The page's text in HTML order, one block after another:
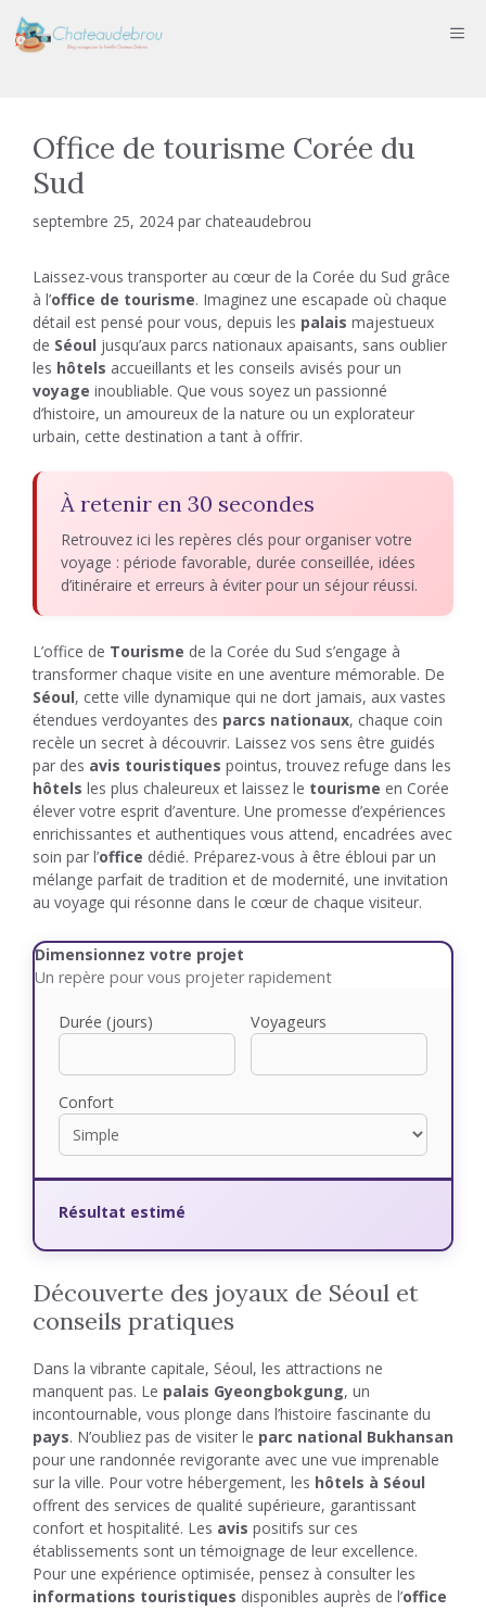
au
contenu
Office de tourisme Corée du
Sud
septembre 25, 2024 par chateaudebrou
Laissez-vous transporter au cœur de la Corée du Sud grâce
à l’office de tourisme. Imaginez une escapade où chaque
détail est pensé pour vous, depuis les palais majestueux
de Séoul jusqu’aux parcs nationaux apaisants, sans oublier
les hôtels accueillants et les conseils avisés pour un
voyage inoubliable. Que vous soyez un passionné
d’histoire, un amoureux de la nature ou un explorateur
urbain, cette destination a tant à offrir.
À retenir en 30 secondes
Retrouvez ici les repères clés pour organiser votre
voyage : période favorable, durée conseillée, idées
d’itinéraire et erreurs à éviter pour un séjour réussi.
L’office de Tourisme de la Corée du Sud s’engage à
transformer chaque visite en une aventure mémorable. De
Séoul, cette ville dynamique qui ne dort jamais, aux vastes
étendues verdoyantes des parcs nationaux, chaque coin
recèle un secret à découvrir. Laissez vos sens être guidés
par des avis touristiques pointus, trouvez refuge dans les
hôtels les plus chaleureux et laissez le tourisme en Corée
élever votre esprit d’aventure. Une promesse d’expériences
enrichissantes et authentiques vous attend, encadrées avec
soin par l’office dédié. Préparez-vous à être ébloui par un
mélange parfait de tradition et de modernité, une invitation
au voyage qui résonne dans le cœur de chaque visiteur.
Dimensionnez votre projet
Un repère pour vous projeter rapidement
Durée (jours) Voyageurs
Confort
Résultat estimé
Découverte des joyaux de Séoul et
conseils pratiques
Dans la vibrante capitale, Séoul, les attractions ne
manquent pas. Le palais Gyeongbokgung, un
incontournable, vous plonge dans l’histoire fascinante du
pays. N’oubliez pas de visiter le parc national Bukhansan
pour une randonnée revigorante avec une vue imprenable
sur la ville. Pour votre hébergement, les hôtels à Séoul
offrent des services de qualité supérieure, garantissant
confort et hospitalité. Les avis positifs sur ces
établissements sont un témoignage de leur excellence.
Pour une expérience optimisée, pensez à consulter les
informations touristiques disponibles auprès de l’office